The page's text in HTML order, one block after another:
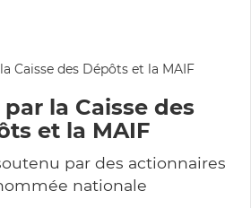
la Caisse des
et la MAIF
par des actionnaires
nationale